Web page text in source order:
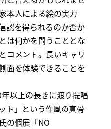
本人による絵の実力
認を得られるのか否か
は何かを問うこととな
コメント。長いキャリ
面を体験できることを
以上の長きに渡り提唱
ト」という作風の真骨
の個展「NO